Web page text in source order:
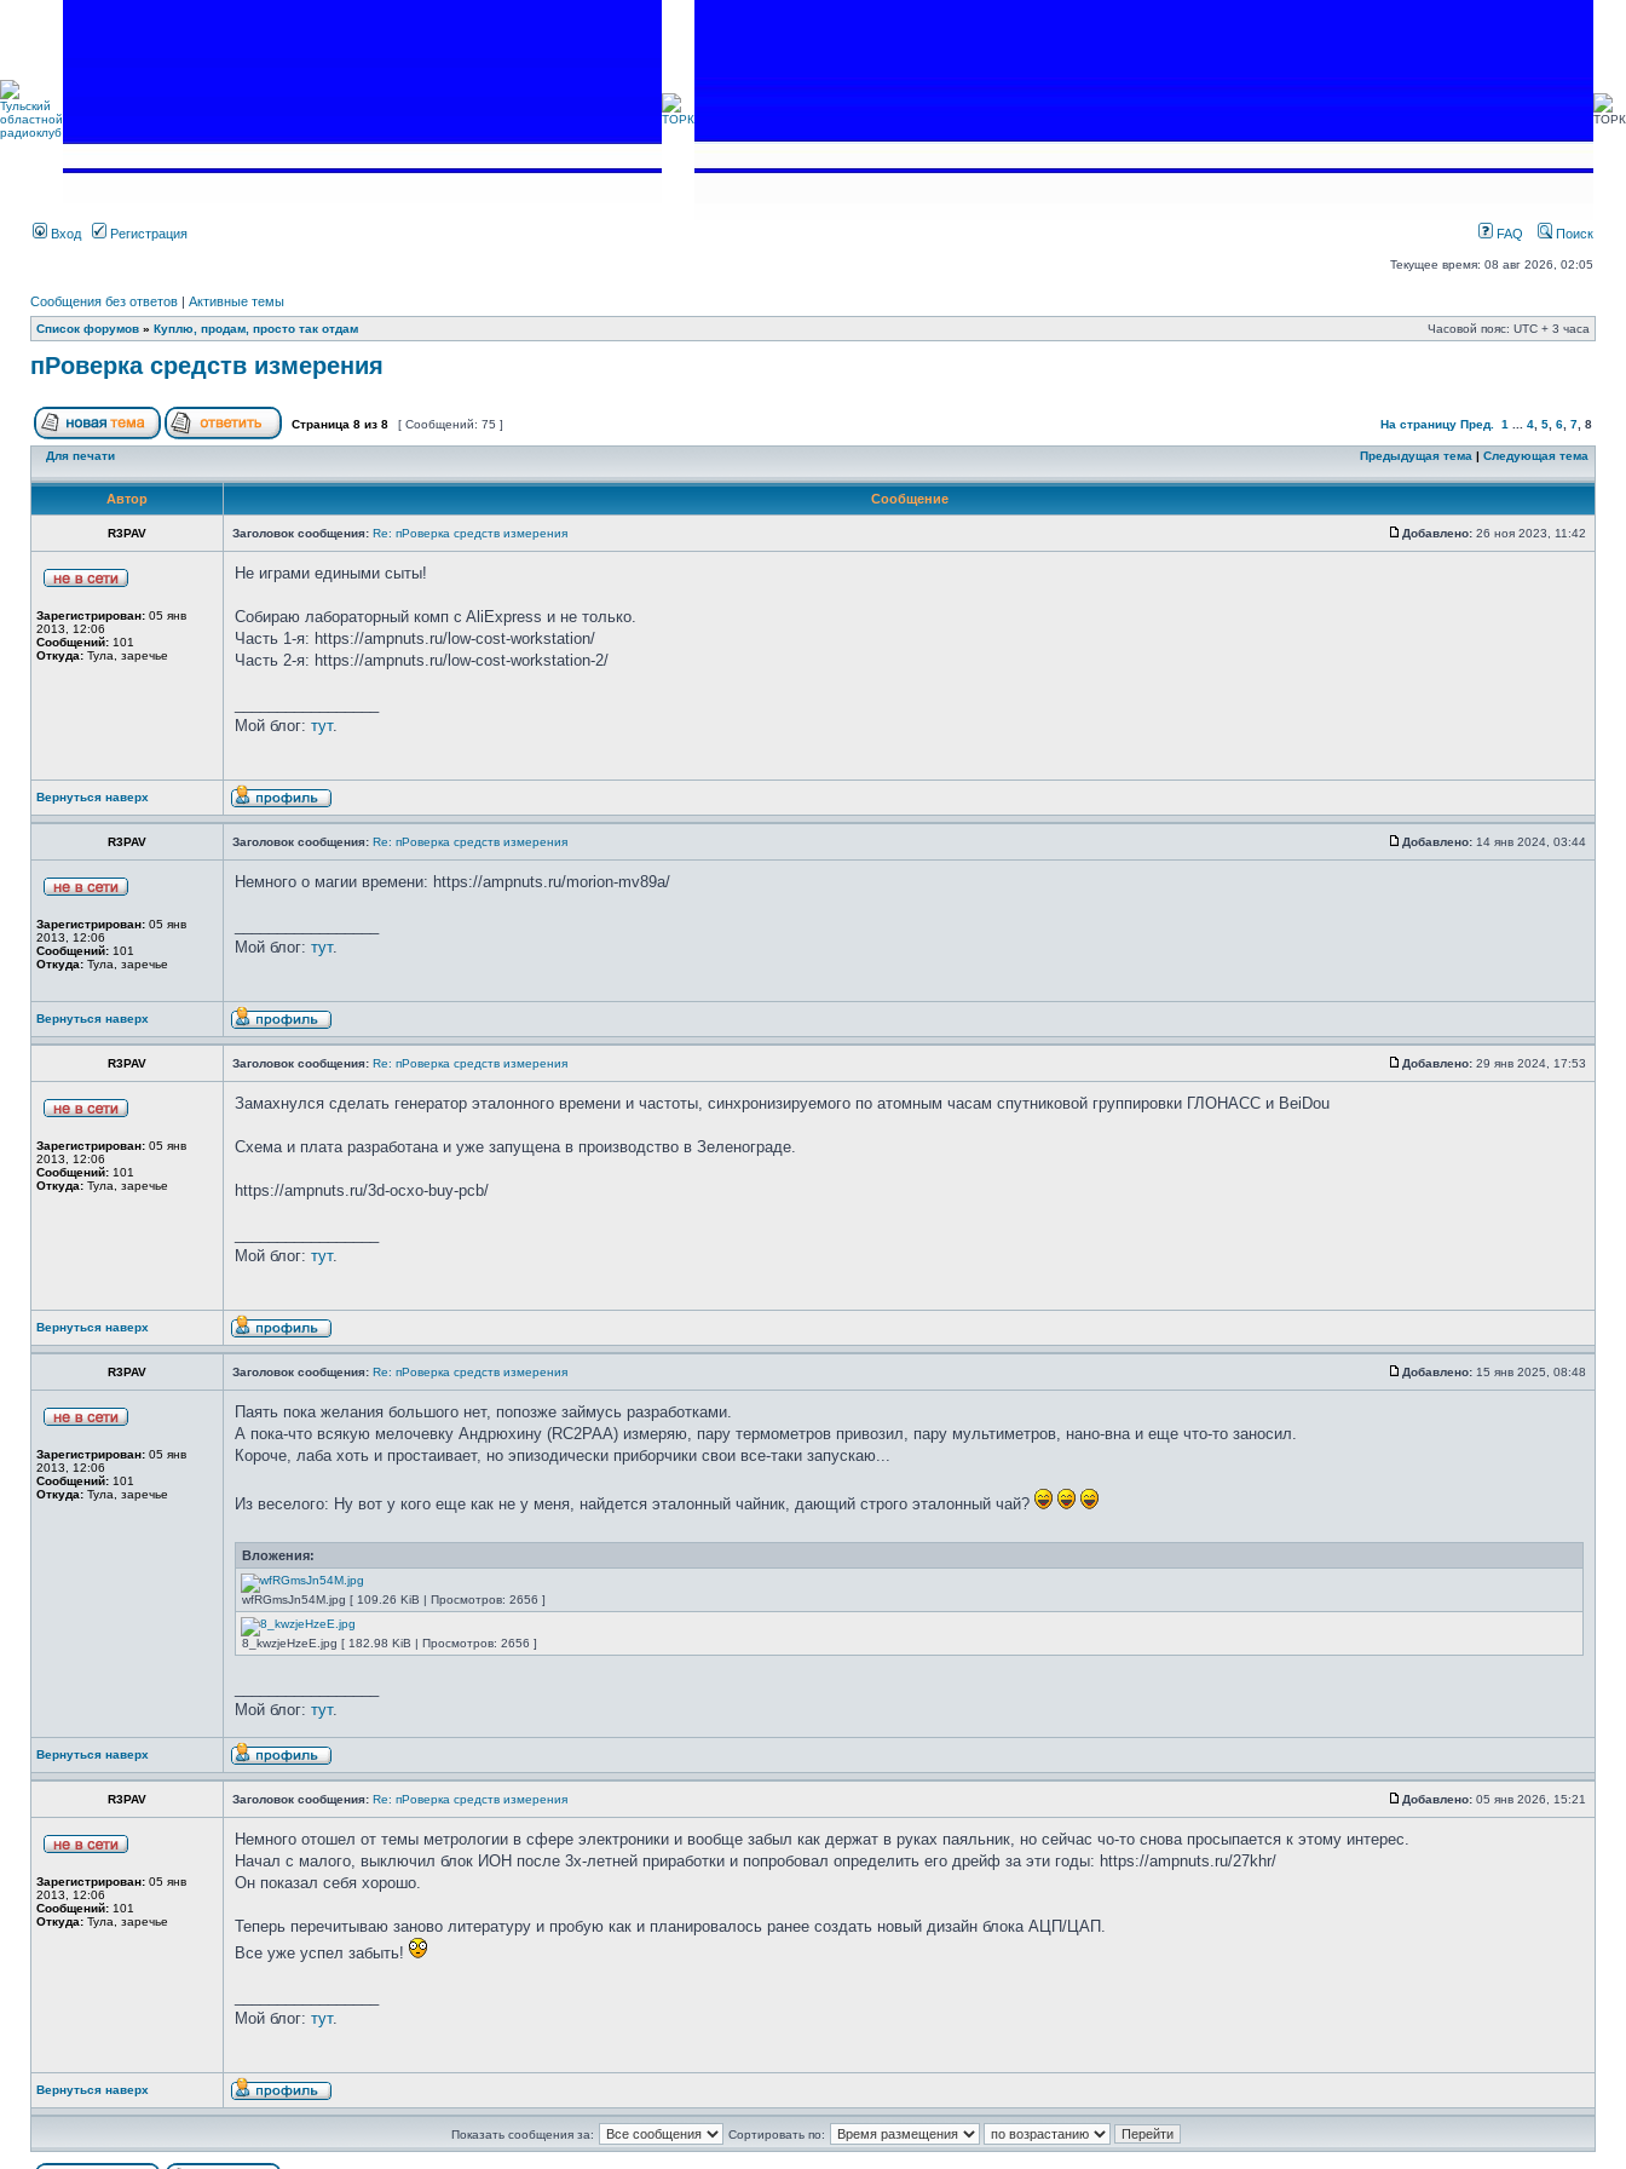
Вход Регистрация FAQ Поиск
Текущее время: 08 авг 2026, 02:05
Сообщения без ответов | Активные темы
Список форумов » Куплю, продам, просто так отдам Часовой пояс: UTC + 3 часа
пРоверка средств измерения
Страница 8 из 8 [ Сообщений: 75 ] На страницу Пред. 1 4 5 6 7 8
Для печати Предыдущая тема | Следующая тема
Автор Сообщение
R3PAV Заголовок сообщения: Re: пРоверка средств измерения Добавлено: 26 ноя 2023, 11:42
Зарегистрирован: 05 янв
2013, 12:06
Сообщений: 101
Откуда: Тула, заречье
Не играми едиными сыты!
Собираю лабораторный комп c AliExpress и не только.
Часть 1-я: https://ampnuts.ru/low-cost-workstation/
Часть 2-я: https://ampnuts.ru/low-cost-workstation-2/
Мой блог: тут.
Вернуться наверх
R3PAV Заголовок сообщения: Re: пРоверка средств измерения Добавлено: 14 янв 2024, 03:44
Зарегистрирован: 05 янв
2013, 12:06
Сообщений: 101
Откуда: Тула, заречье
Немного о магии времени: https://ampnuts.ru/morion-mv89a/
Мой блог: тут.
Вернуться наверх
R3PAV Заголовок сообщения: Re: пРоверка средств измерения Добавлено: 29 янв 2024, 17:53
Зарегистрирован: 05 янв
2013, 12:06
Сообщений: 101
Откуда: Тула, заречье
Замахнулся сделать генератор эталонного времени и частоты, синхронизируемого по атомным часам спутниковой группировки ГЛОНАСС и BeiDou
Схема и плата разработана и уже запущена в производство в Зеленограде.
https://ampnuts.ru/3d-ocxo-buy-pcb/
Мой блог: тут.
Вернуться наверх
R3PAV Заголовок сообщения: Re: пРоверка средств измерения Добавлено: 15 янв 2025, 08:48
Зарегистрирован: 05 янв
2013, 12:06
Сообщений: 101
Откуда: Тула, заречье
Паять пока желания большого нет, попозже займусь разработками.
А пока-что всякую мелочевку Андрюхину (RC2PAA) измеряю, пару термометров привозил, пару мультиметров, нано-вна и еще что-то заносил.
Короче, лаба хоть и простаивает, но эпизодически приборчики свои все-таки запускаю...
Из веселого: Ну вот у кого еще как не у меня, найдется эталонный чайник, дающий строго эталонный чай?
Вложения:
wfRGmsJn54M.jpg [ 109.26 KiB | Просмотров: 2656 ]
8_kwzjeHzeE.jpg [ 182.98 KiB | Просмотров: 2656 ]
Мой блог: тут.
Вернуться наверх
R3PAV Заголовок сообщения: Re: пРоверка средств измерения Добавлено: 05 янв 2026, 15:21
Зарегистрирован: 05 янв
2013, 12:06
Сообщений: 101
Откуда: Тула, заречье
Немного отошел от темы метрологии в сфере электроники и вообще забыл как держат в руках паяльник, но сейчас чо-то снова просыпается к этому интерес.
Начал с малого, выключил блок ИОН после 3х-летней приработки и попробовал определить его дрейф за эти годы: https://ampnuts.ru/27khr/
Он показал себя хорошо.
Теперь перечитываю заново литературу и пробую как и планировалось ранее создать новый дизайн блока АЦП/ЦАП.
Все уже успел забыть!
Мой блог: тут.
Вернуться наверх
Показать сообщения за: Сортировать по: